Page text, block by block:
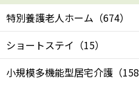
特別養護老人ホーム （674）
ショートステイ （15）
小規模多機能型居宅介護 （158